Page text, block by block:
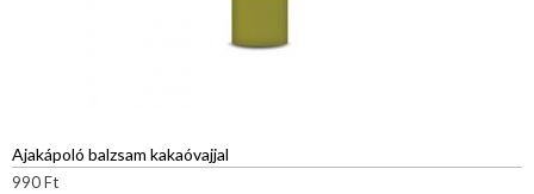
Ajakápoló balzsam kakaóvajjal
990Ft